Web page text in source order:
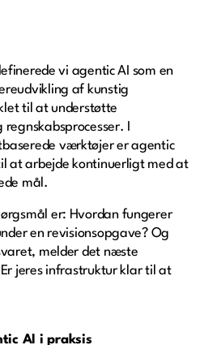
vi agentic AI som en
af kunstig
til at understøtte
I
værktøjer er agentic
at arbejde kontinuerligt med at
mål.
er: Hvordan fungerer
en revisionsopgave? Og
melder det næste
jeres infrastruktur klar til at
AI i praksis